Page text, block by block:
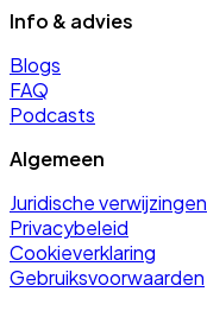
Info & advies
Blogs
FAQ
Podcasts
Algemeen
Juridische verwijzingen
Privacybeleid
Cookieverklaring
Gebruiksvoorwaarden